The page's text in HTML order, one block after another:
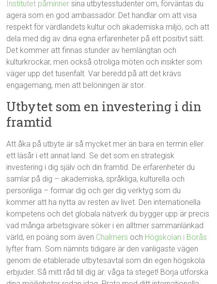
Institutet påminner sina utbytesstudenter om, förväntas du
agera som en god ambassadör. Det handlar om att visa
respekt för värdlandets kultur och akademiska miljö, och att
dela med dig av dina egna erfarenheter på ett positivt sätt.
Det kommer att finnas stunder av hemlängtan och
kulturkrockar, men också otroliga möten och insikter som
väger upp det tusenfalt. Var beredd på att det krävs
engagemang, men att belöningen är stor.
Utbytet som en investering i din
framtid
Att åka på utbyte är så mycket mer än bara en termin eller
ett läsår i ett annat land. Se det som en strategisk
investering i dig själv och din framtid. De erfarenheter du
samlar på dig – akademiska, språkliga, kulturella och
personliga – formar dig och ger dig verktyg som du
kommer att ha nytta av resten av livet. Den internationella
kompetens och det globala nätverk du bygger upp är precis
vad många arbetsgivare söker i en alltmer sammanlänkad
värld, en poäng som även Chalmers och Högskolan i Borås
lyfter fram. Som nämnts tidigare är den vanligaste vägen
genom de etablerade utbytesavtal som din egen högskola
erbjuder. Så mitt råd till dig är: våga ta steget! Börja utforska